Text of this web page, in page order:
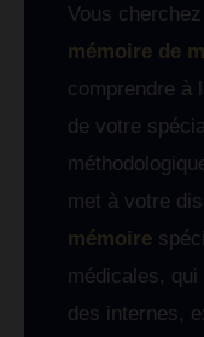
Vous
mémoire de
comprendre à
de votre
met à votre
mémoire
médicales, qui
des internes,